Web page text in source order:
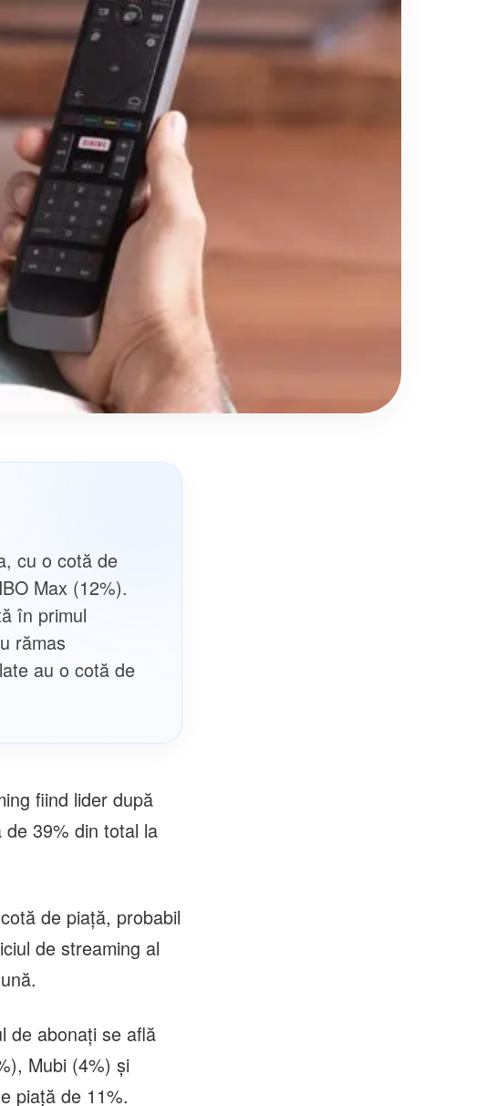
cu o cotă de
Max (12%).
în primul
rămas
au o cotă de
fiind lider după
39% din total la
de piață, probabil
de streaming al
de abonați se află
Mubi (4%) și
piață de 11%.